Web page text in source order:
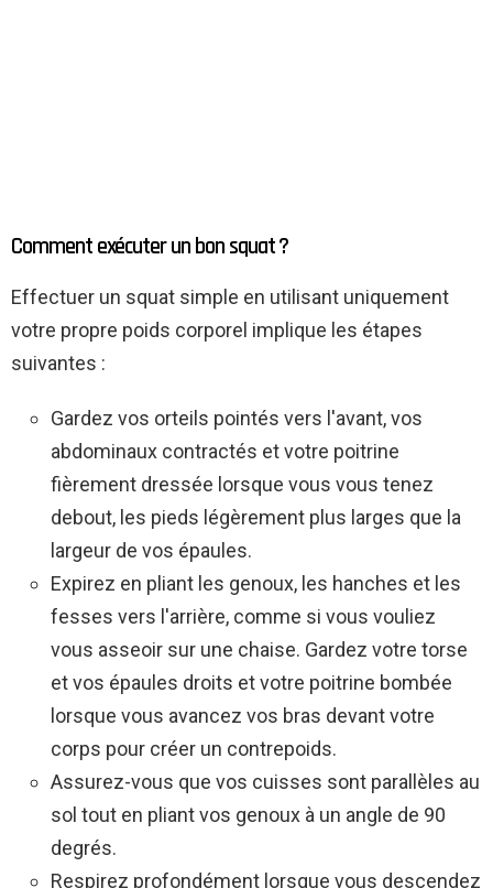
Comment exécuter un bon squat ?
Effectuer un squat simple en utilisant uniquement
votre propre poids corporel implique les étapes
suivantes :
Gardez vos orteils pointés vers l'avant, vos
abdominaux contractés et votre poitrine
fièrement dressée lorsque vous vous tenez
debout, les pieds légèrement plus larges que la
largeur de vos épaules.
Expirez en pliant les genoux, les hanches et les
fesses vers l'arrière, comme si vous vouliez
vous asseoir sur une chaise. Gardez votre torse
et vos épaules droits et votre poitrine bombée
lorsque vous avancez vos bras devant votre
corps pour créer un contrepoids.
Assurez-vous que vos cuisses sont parallèles au
sol tout en pliant vos genoux à un angle de 90
degrés.
Respirez profondément lorsque vous descendez